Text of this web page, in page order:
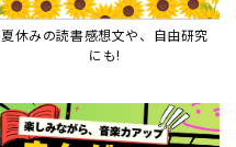
夏休みの読書感想文や、自由研究
にも!